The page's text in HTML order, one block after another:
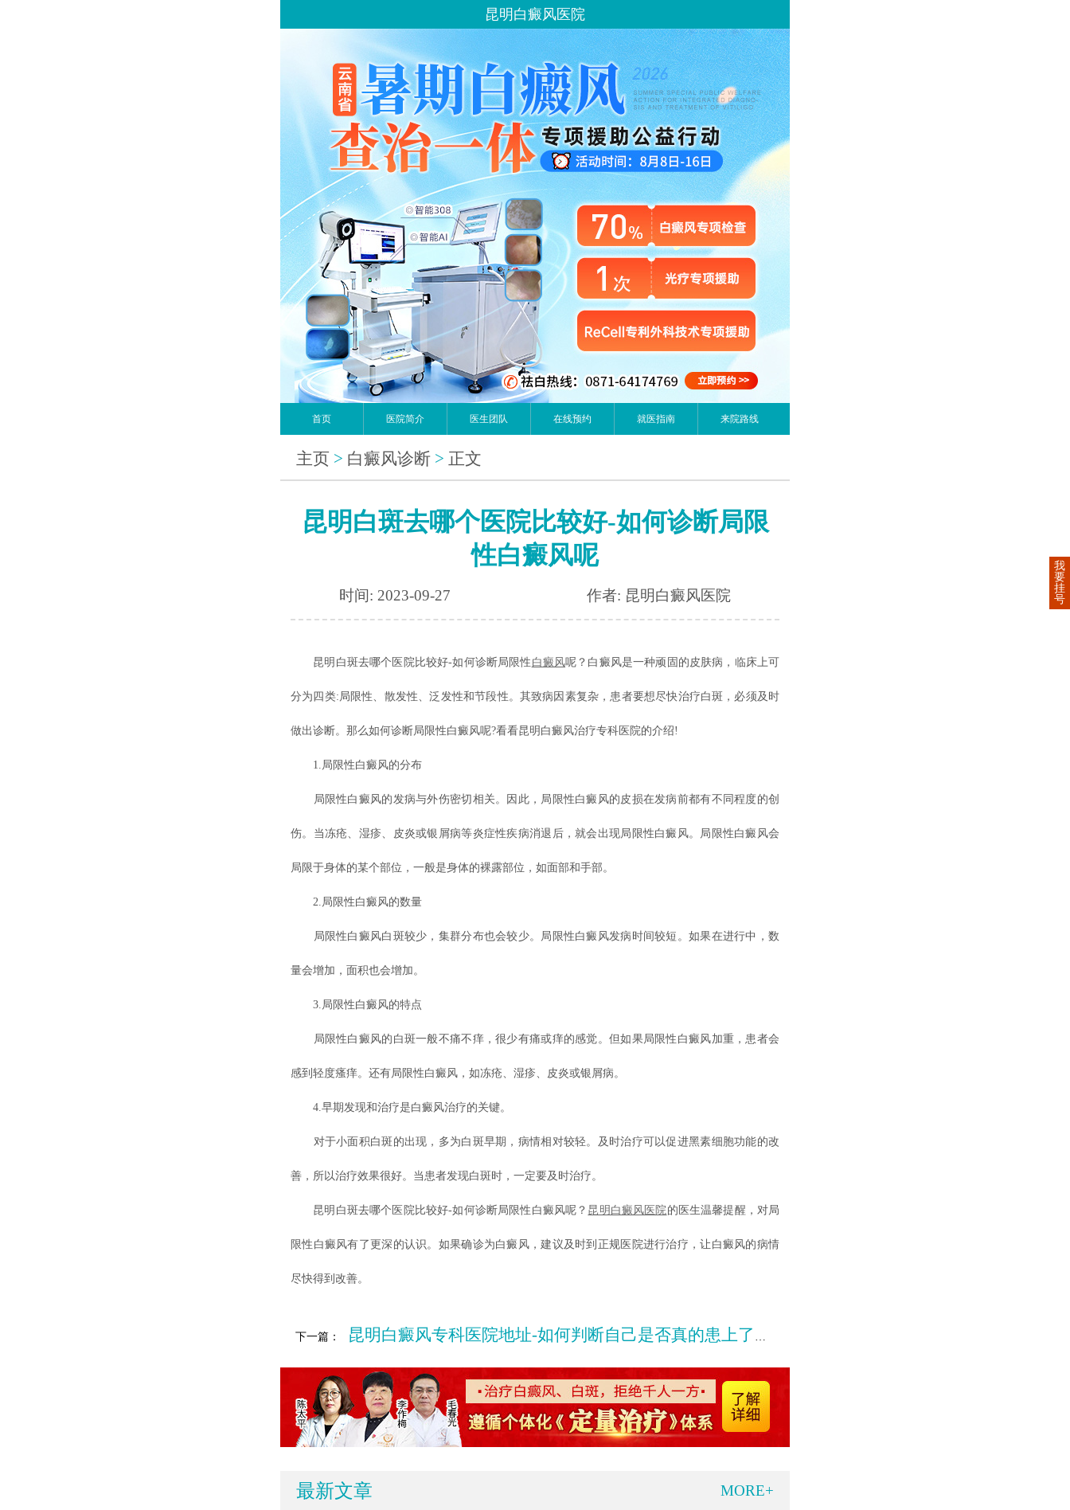
昆明白癜风医院
首页 医院简介 医生团队 在线预约 就医指南 来院路线
主页 > 白癜风诊断 > 正文
昆明白斑去哪个医院比较好-如何诊断局限
性白癜风呢
时间: 2023-09-27 作者: 昆明白癜风医院
昆明白斑去哪个医院比较好-如何诊断局限性 白癜风呢？白癜风是一种顽固的皮肤病，临床上可
分为四类:局限性、散发性、泛发性和节段性。其致病因素复杂，患者要想尽快治疗白斑，必须及时
做出诊断。那么如何诊断局限性白癜风呢?看看昆明白癜风治疗专科医院的介绍!
1.局限性白癜风的分布
局限性白癜风的发病与外伤密切相关。因此，局限性白癜风的皮损在发病前都有不同程度的创
伤。当冻疮、湿疹、皮炎或银屑病等炎症性疾病消退后，就会出现局限性白癜风。局限性白癜风会
局限于身体的某个部位，一般是身体的裸露部位，如面部和手部。
2.局限性白癜风的数量
局限性白癜风白斑较少，集群分布也会较少。局限性白癜风发病时间较短。如果在进行中，数
量会增加，面积也会增加。
3.局限性白癜风的特点
局限性白癜风的白斑一般不痛不痒，很少有痛或痒的感觉。但如果局限性白癜风加重，患者会
感到轻度瘙痒。还有局限性白癜风，如冻疮、湿疹、皮炎或银屑病。
4.早期发现和治疗是白癜风治疗的关键。
对于小面积白斑的出现，多为白斑早期，病情相对较轻。及时治疗可以促进黑素细胞功能的改
善，所以治疗效果很好。当患者发现白斑时，一定要及时治疗。
昆明白斑去哪个医院比较好-如何诊断局限性白癜风呢？ 昆明白癜风医院的医生温馨提醒，对局
限性白癜风有了更深的认识。如果确诊为白癜风，建议及时到正规医院进行治疗，让白癜风的病情
尽快得到改善。
下一篇： 昆明白癜风专科医院地址-如何判断自己是否真的患上了白癜风
最新文章 MORE+
我
要
挂
号